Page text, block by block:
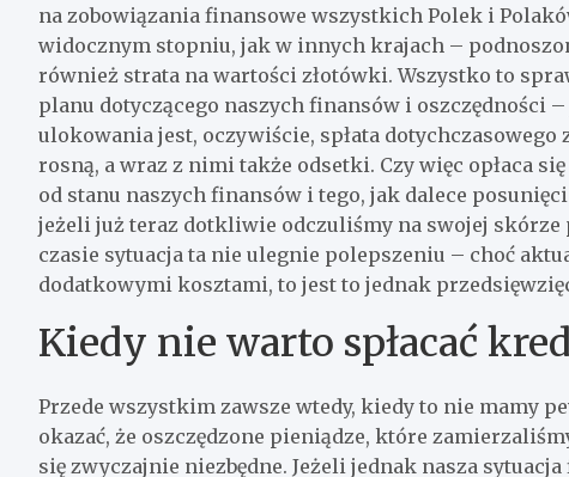
na zobowiązania finansowe wszystkich Polek i
widocznym stopniu, jak w innych krajach –
również strata na wartości złotówki. Wszystko to
planu dotyczącego naszych finansów i oszczędności
ulokowania jest, oczywiście, spłata
rosną, a wraz z nimi także odsetki. Czy więc opłaca
od stanu naszych finansów i tego, jak dalece
jeżeli już teraz dotkliwie odczuliśmy na swojej
czasie sytuacja ta nie ulegnie polepszeniu – choć
dodatkowymi kosztami, to jest to jednak
Kiedy nie warto spłacać
Przede wszystkim zawsze wtedy, kiedy to nie mamy
okazać, że oszczędzone pieniądze, które
się zwyczajnie niezbędne. Jeżeli jednak nasza